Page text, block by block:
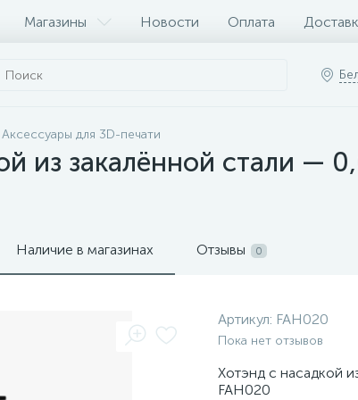
Магазины Новости Оплата
Аксессуары для 3D-печати
из закалённой стали —
Наличие в магазинах Отзывы 0
Артикул: FAH020
Пока нет отзывов
Хотэнд с насадкой
FAH020